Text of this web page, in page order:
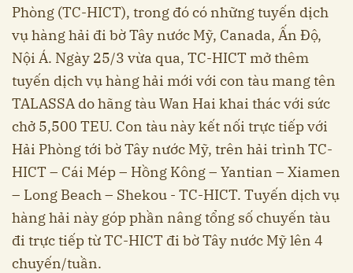
Phòng (TC-HICT), trong đó có những tuyến dịch
vụ hàng hải đi bờ Tây nước Mỹ, Canada, Ấn Độ,
Nội Á. Ngày 25/3 vừa qua, TC-HICT mở thêm
tuyến dịch vụ hàng hải mới với con tàu mang tên
TALASSA do hãng tàu Wan Hai khai thác với sức
chở 5,500 TEU. Con tàu này kết nối trực tiếp với
Hải Phòng tới bờ Tây nước Mỹ, trên hải trình TC-
HICT – Cái Mép – Hồng Kông – Yantian – Xiamen
– Long Beach – Shekou - TC-HICT. Tuyến dịch vụ
hàng hải này góp phần nâng tổng số chuyến tàu
đi trực tiếp từ TC-HICT đi bờ Tây nước Mỹ lên 4
chuyến/tuần.